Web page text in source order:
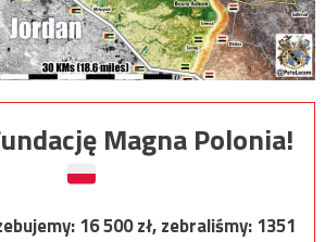
Magna Polonia!
16 500zł, zebraliśmy:1351